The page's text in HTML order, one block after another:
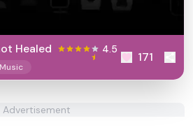
Healed 4.5
Music
171
Advertisement